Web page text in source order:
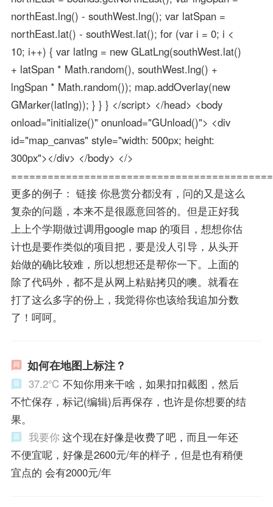
northEast.lng() - southWest.lng(); var latSpan =
northEast.lat() - southWest.lat(); for (var i = 0; i <
10; i++) { var latlng = new GLatLng(southWest.lat()
+ latSpan * Math.random(), southWest.lng() +
lngSpan * Math.random()); map.addOverlay(new
GMarker(latlng)); } } } </script> </head> <body
onload="initialize()" onunload="GUnload()"> <div
id="map_canvas" style="width: 500px; height:
300px"></div> </body> </>
更多的例子： 链接 你悬赏分都没有，问的又是这么
复杂的问题，本来不是很愿意回答的。但是正好我
上上个学期做过调用google map 的项目，想想你估
计也是要作类似的项目把，要是没人引导，从头开
始做的确比较难，所以想想还是帮你一下。上面的
除了代码外，都不是从网上粘贴拷贝的噢。就看在
打了这么多字的份上，我觉得你也该给我追加分数
了！呵呵。
如何在地图上标注？
37.2℃ 不知你用来干啥，如果扣扣截图，然后
不忙保存，标记(编辑)后再保存，也许是你想要的结
果。
我要你这个现在好像是收费了吧，而且一年还
不便宜呢，好像是2600元/年的样子，但是也有稍便
宜点的 会有2000元/年